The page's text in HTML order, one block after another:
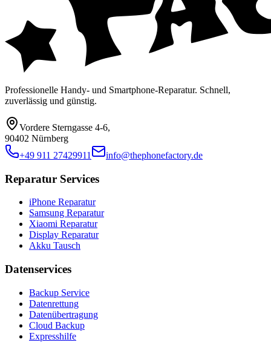
Professionelle Handy- und Smartphone-Reparatur. Schnell,
zuverlässig und günstig.
Vordere Sterngasse 4-6,
90402 Nürnberg
+49 911 27429911
info@thephonefactory.de
Reparatur Services
iPhone Reparatur
Samsung Reparatur
Xiaomi Reparatur
Display Reparatur
Akku Tausch
Datenservices
Backup Service
Datenrettung
Datenübertragung
Cloud Backup
Expresshilfe